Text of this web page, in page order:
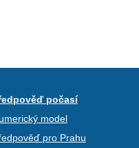
počasí
model
pro Prahu